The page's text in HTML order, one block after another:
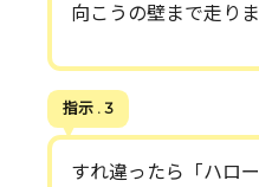
向こうの壁まで走りま
指示 . 3
すれ違ったら「ハロ